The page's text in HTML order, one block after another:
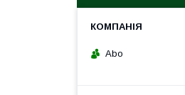
Abo